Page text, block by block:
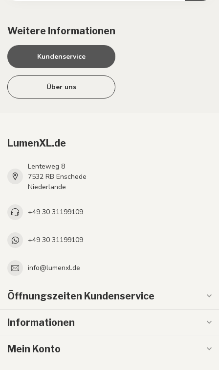
Weitere Informationen
Kundenservice
Über uns
LumenXL.de
Lenteweg 8
7532 RB Enschede
Niederlande
+49 30 31199109
+49 30 31199109
info@lumenxl.de
Öffnungszeiten Kundenservice
Informationen
Mein Konto